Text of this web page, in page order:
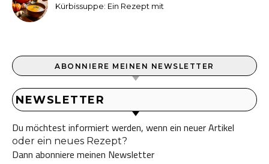
Kürbissuppe: Ein Rezept mit
ABONNIERE MEINEN NEWSLETTER
NEWSLETTER
Du möchtest informiert werden, wenn ein neuer Artikel
oder ein neues Rezept?
Dann abonniere meinen Newsletter